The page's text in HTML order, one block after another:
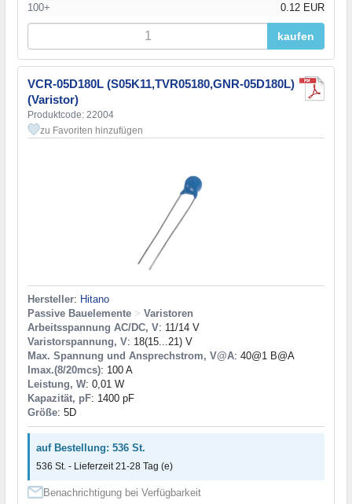
100+
0.12 EUR
kaufen
VCR-05D180L (S05K11,TVR05180,GNR-05D180L)
(Varistor)
Produktcode: 22004
zu Favoriten hinzufügen
Hersteller: Hitano
Passive Bauelemente > Varistoren
Arbeitsspannung AC/DC, V: 11/14 V
Varistorspannung, V: 18(15...21) V
Max. Spannung und Ansprechstrom, V@A: 40@1 B@A
Imax.(8/20mcs): 100 A
Leistung, W: 0,01 W
Kapazität, pF: 1400 pF
Größe: 5D
auf Bestellung: 536 St.
536 St. - Lieferzeit 21-28 Tag (e)
Benachrichtigung bei Verfügbarkeit